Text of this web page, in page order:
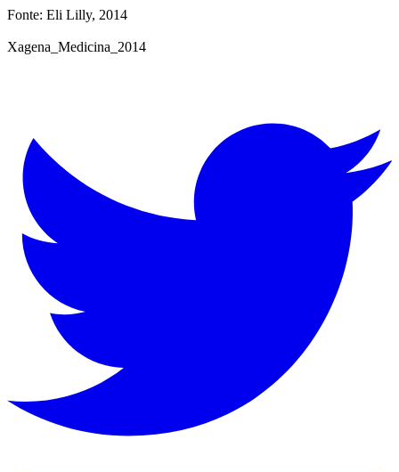
Fonte: Eli Lilly, 2014
Xagena_Medicina_2014